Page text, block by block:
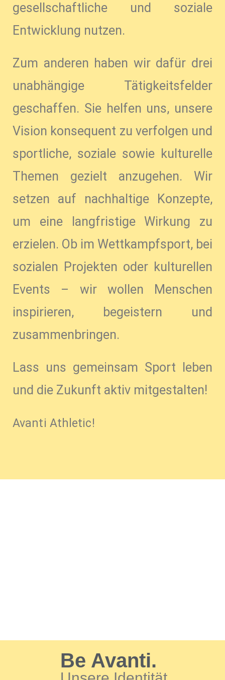
gesellschaftliche und soziale
Entwicklung nutzen.
Zum anderen haben wir dafür drei
unabhängige Tätigkeitsfelder
geschaffen. Sie helfen uns, unsere
Vision konsequent zu verfolgen und
sportliche, soziale sowie kulturelle
Themen gezielt anzugehen. Wir
setzen auf nachhaltige Konzepte,
um eine langfristige Wirkung zu
erzielen. Ob im Wettkampfsport, bei
sozialen Projekten oder kulturellen
Events – wir wollen Menschen
inspirieren, begeistern und
zusammenbringen.
Lass uns gemeinsam Sport leben
und die Zukunft aktiv mitgestalten!
Avanti Athletic!
Be Avanti.